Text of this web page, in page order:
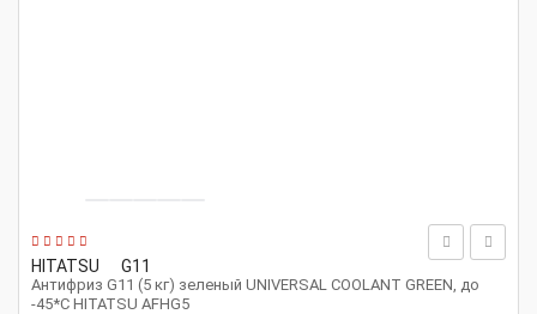
HITATSU G11
Антифриз G11 (5 кг) зеленый UNIVERSAL COOLANT GREEN, до
-45*С HITATSU AFHG5